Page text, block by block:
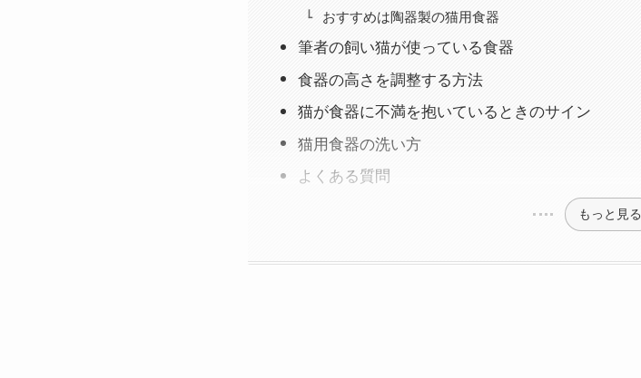
おすすめは陶器製の猫用食器
筆者の飼い猫が使っている食器
食器の高さを調整する方法
猫が食器に不満を抱いているときのサイン
猫用食器の洗い方
よくある質問
もっと見る